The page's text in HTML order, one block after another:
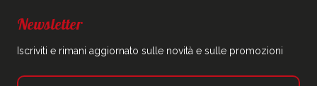
Newsletter
Iscriviti e rimani aggiornato sulle novità e sulle promozioni